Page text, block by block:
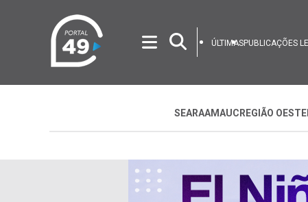
ÚLTIMASPUBLICAÇÕES
SEARAAMAUC REGIÃO OESTE